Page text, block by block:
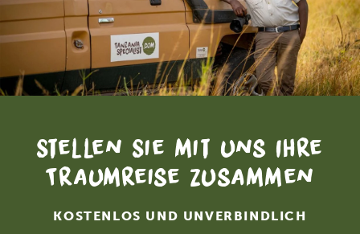
Stellen Sie mit uns Ihre
Traumreise zusammen
KOSTENLOS UND UNVERBINDLICH